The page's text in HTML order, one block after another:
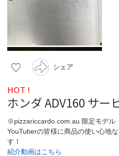
シェア
HOT !
ホンダ ADV160 サー
※pizzariccardo.com.au 限定モデル
YouTuberの皆様に商品の使い心地
す！
紹介動画はこちら